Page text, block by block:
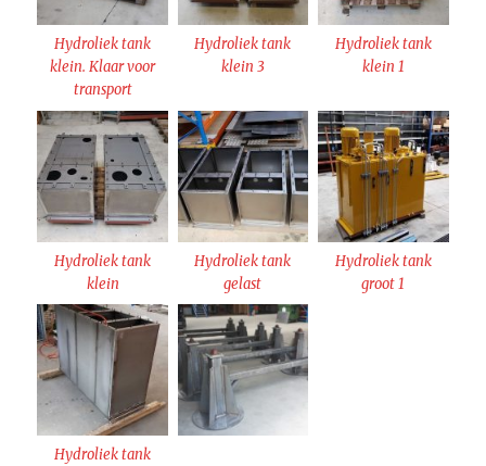
Hydroliek tank
klein. Klaar voor
transport
Hydroliek tank
klein 3
Hydroliek tank
klein 1
Hydroliek tank
klein
Hydroliek tank
gelast
Hydroliek tank
groot 1
Hydroliek tank